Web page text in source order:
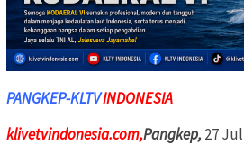
PANGKEP-KLTVINDONESIA
klivetvindonesia.com,Pangkep, 27